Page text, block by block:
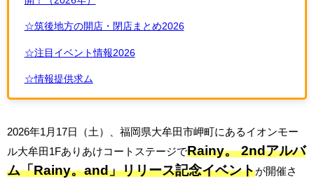
☆筑後地方の開店・閉店まとめ2026
☆注目イベント情報2026
☆情報提供求ム
2026年1月17日（土）、福岡県大牟田市岬町にあるイオンモー
ル大牟田1FありあけコートステージでRainy。 2ndアルバ
ム「Rainy。and」リリース記念イベントが開催さ